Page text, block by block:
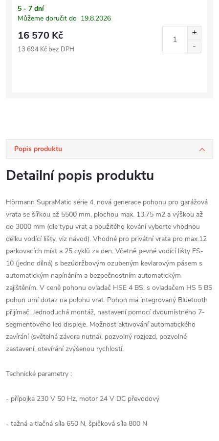
5 - 7 dní
Můžeme doručit do 19.8.2026
16 570 Kč
13 694 Kč bez DPH
Popis produktu
Detailní popis produktu
Hörmann SupraMatic série 4, nová generace pohonu pro garážová
vrata se šířkou až 5500 mm, plochou max. 13,75 m2 a výškou až
do 3000 mm (dle typu vrat a použitého kování vyberte vhodnou
délku vodící lišty, viz návod). Vhodné pro privátní vrata pro max.12
parkovacích míst a 25 cyklů za den. Včetně pevné vodící lišty FS-
10 (jedno dílná) s bezúdržbovým ozubeným kevlarovým pásem s
automatickým napínáním a bezpečnostním automatickým
zajištěním. V ceně pohonu ovladač HSE 4 BS, s ovladačem HS 5 BS
pohon umí dotaz na polohu vrat. Pohon má integrovaný Bluetooth
přijímač. Jednoduchá montáž, nastavení pomocí dvoumístného 7-
segmentového led displeje. Možnost aktivování automatického
zavírání (světelná závora nutná), pozvolný rozjezd, pozvolné
zastavení, otevírání zvýšenou rychlostí.
Technické parametry :
- přípojka 230 V 50 Hz, motor 24 V DC převodový
- tažná a tlačná síla 650 N, špičková síla 800 N